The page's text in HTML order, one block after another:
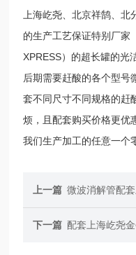
上海屹尧、北京祥鹄、
的生产工艺保证特别厂家
XPRESS）的超长罐的光
后期需要赶酸的各个型号
套不同尺寸不同规格的赶
烦，且配套购买价格更优
我们生产加工的任意一
上一篇 微波消解管配
下一篇 配套上海屹尧